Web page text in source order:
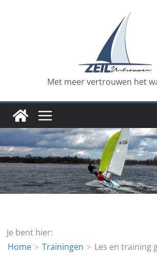
Met meer vertrouwen het
Je bent hier:
Home
Trainingen Les en training